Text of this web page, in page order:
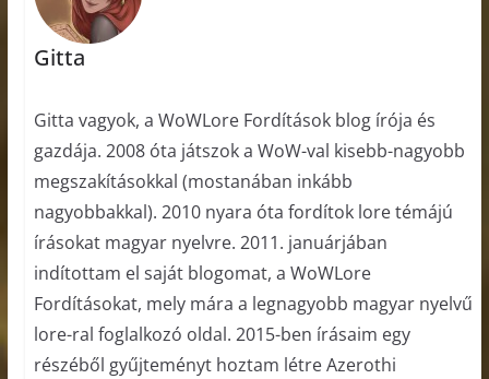
Gitta
Gitta vagyok, a WoWLore Fordítások blog írója és
gazdája. 2008 óta játszok a WoW-val kisebb-nagyobb
megszakításokkal (mostanában inkább
nagyobbakkal). 2010 nyara óta fordítok lore témájú
írásokat magyar nyelvre. 2011. januárjában
indítottam el saját blogomat, a WoWLore
Fordításokat, mely mára a legnagyobb magyar nyelvű
lore-ral foglalkozó oldal. 2015-ben írásaim egy
részéből gyűjteményt hoztam létre Azerothi